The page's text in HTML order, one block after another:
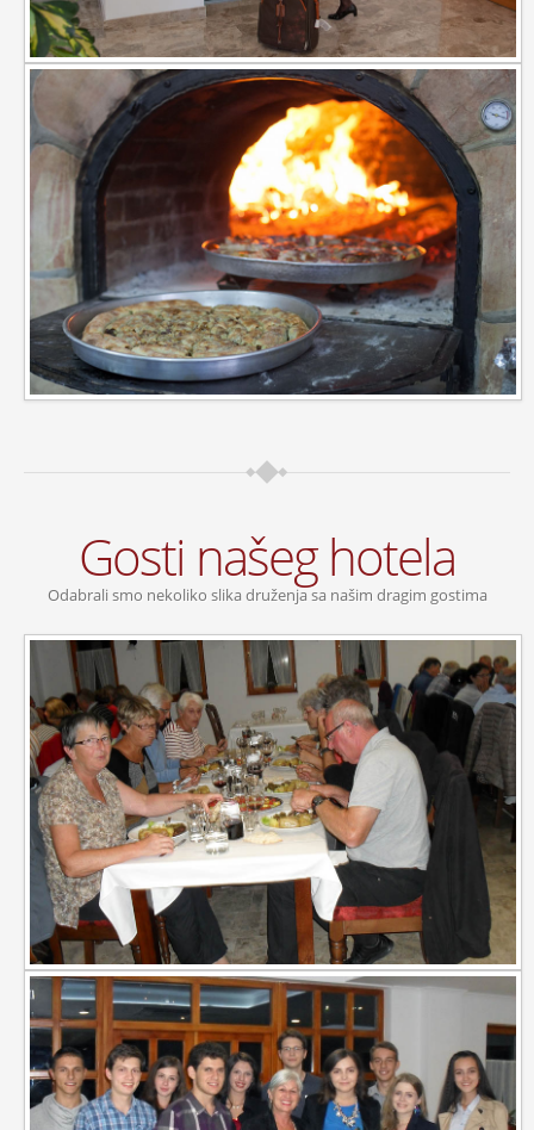
Gosti našeg hotela
Odabrali smo nekoliko slika druženja sa našim dragim gostima